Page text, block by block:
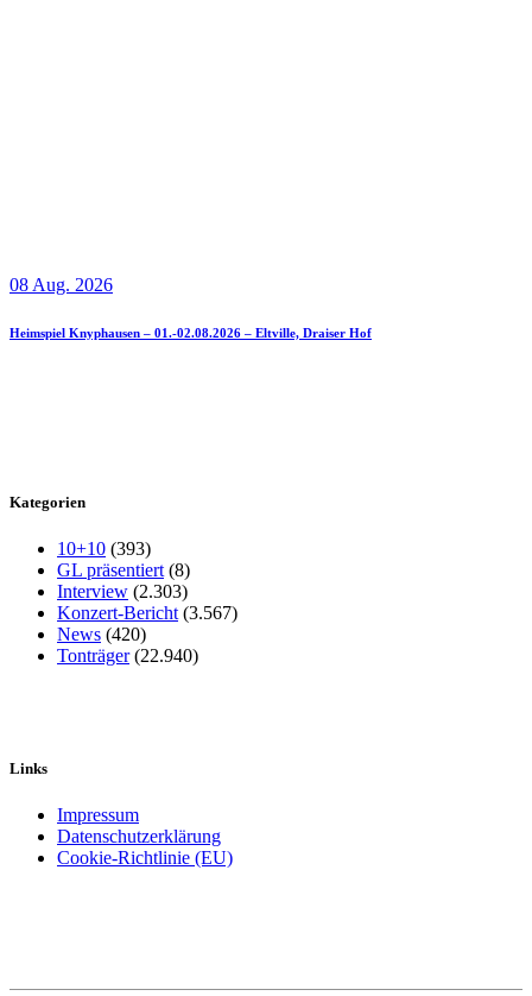
08 Aug. 2026
Heimspiel Knyphausen – 01.-02.08.2026 – Eltville, Draiser Hof
Kategorien
10+10 (393)
GL präsentiert (8)
Interview (2.303)
Konzert-Bericht (3.567)
News (420)
Tonträger(22.940)
Links
Impressum
Datenschutzerklärung
Cookie-Richtlinie (EU)